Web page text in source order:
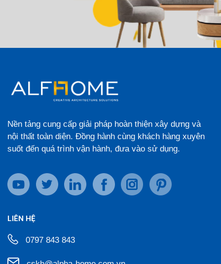
Nền tảng cung cấp giải pháp hoàn thiện xây dựng và
nội thất toàn diện. Đồng hành cùng khách hàng xuyên
suốt đến quá trình vận hành, đưa vào sử dụng.
LIÊN HỆ
0797 843 843